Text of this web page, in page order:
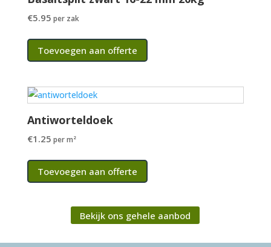
€5.95 per zak
Toevoegen aan offerte
Antiworteldoek
€1.25 per m²
Toevoegen aan offerte
Bekijk ons gehele aanbod